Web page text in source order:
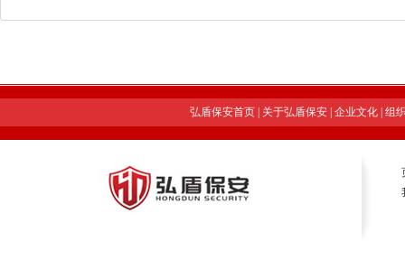
弘盾保安首页| 关于弘盾保安| 企业文化| 组